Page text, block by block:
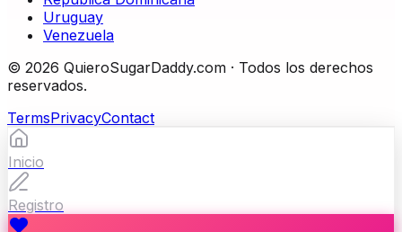
Uruguay
Venezuela
© 2026 QuieroSugarDaddy.com · Todos los derechos
reservados.
TermsPrivacyContact
Inicio
Registro